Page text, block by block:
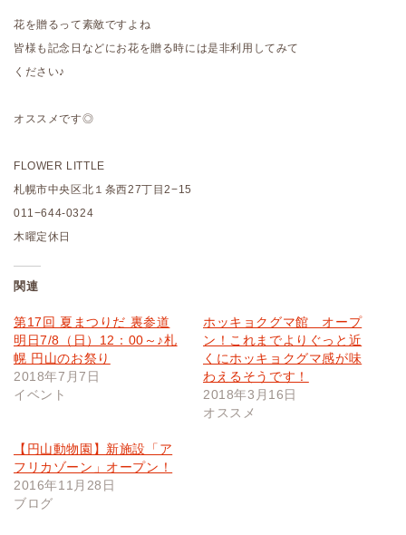
花を贈るって素敵ですよね
皆様も記念日などにお花を贈る時には是非利用してみて
ください♪
オススメです◎
FLOWER LITTLE
札幌市中央区北１条西27丁目2−15
011−644-0324
木曜定休日
関連
第17回 夏まつりだ 裏参道
明日7/8（日）12：00～♪札
幌 円山のお祭り
2018年7月7日
イベント
ホッキョクグマ館 オープ
ン！これまでよりぐっと近
くにホッキョクグマ感が味
わえるそうです！
2018年3月16日
オススメ
【円山動物園】新施設「ア
フリカゾーン」オープン！
2016年11月28日
ブログ